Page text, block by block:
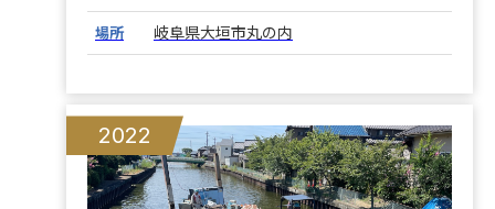
場所 岐阜県大垣市丸の内
2022